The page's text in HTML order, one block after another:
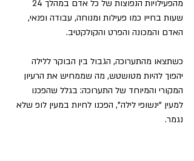
שעות בחייו כמו פעילות ומנוחה, עבודה ופנאי,
האדם והמכונה והפרט והקולקטיב.
כשתצאו מהתערוכה, הגבול בין הבוקר ללילה
יהפוך להיות מטושטש, מה שממחיש את הרעיון
המקורי והמיוחד של התערוכה: בגלל שהפכנו
למעין "ינשופי לילה", הפכנו לחיות במעין לופ שלא
נגמר.